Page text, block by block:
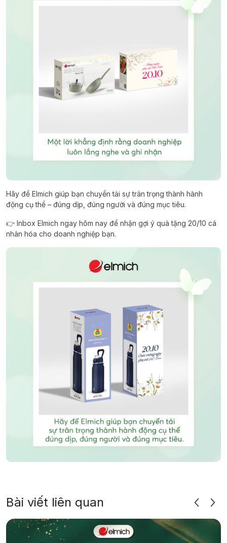
Hãy để Elmich giúp bạn chuyển tải sự trân trọng thành hành
động cụ thể – đúng dịp, đúng người và đúng mục tiêu.
👉 Inbox Elmich ngay hôm nay để nhận gợi ý quà tặng 20/10 cá
nhân hóa cho doanh nghiệp bạn.
Bài viết liên quan